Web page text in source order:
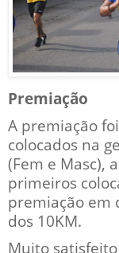
Premiação
A premiação
colocados na
(Fem e Masc),
primeiros
premiação em
dos 10KM.
Muito